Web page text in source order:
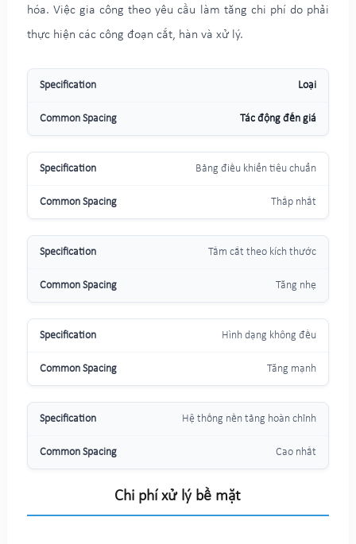
hóa. Việc gia công theo yêu cầu làm tăng chi phí do phải
thực hiện các công đoạn cắt, hàn và xử lý.
Loại
Tác động đến giá
Bảng điều khiển tiêu chuẩn
Thấp nhất
Tấm cắt theo kích thước
Tăng nhẹ
Hình dạng không đều
Tăng mạnh
Hệ thống nền tảng hoàn chỉnh
Cao nhất
Chi phí xử lý bề mặt